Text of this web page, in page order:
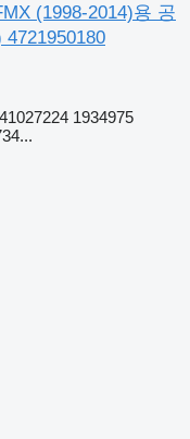
(1998-2014)용 공
1934975